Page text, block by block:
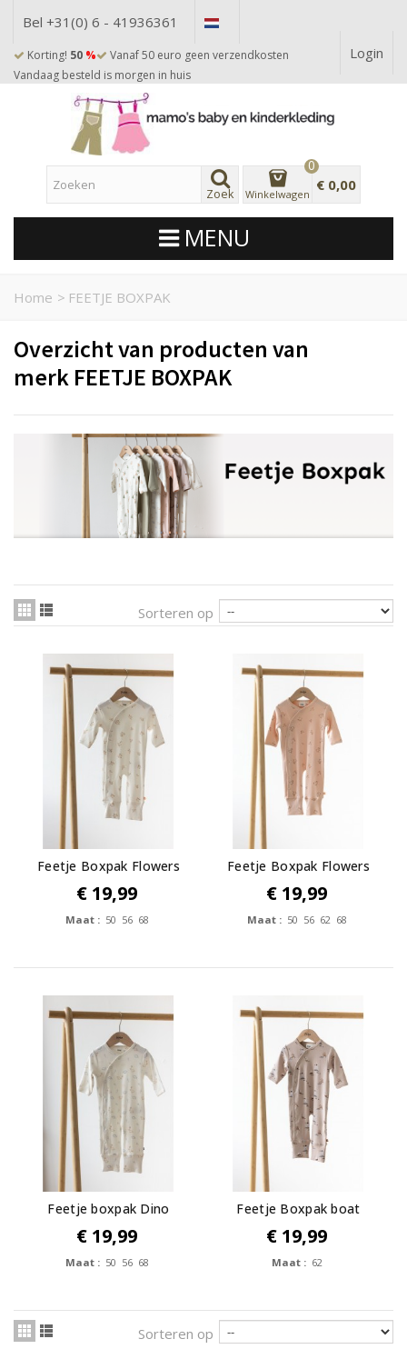
Bel +31(0) 6 - 41936361
Korting! 50 %
Vanaf 50 euro geen verzendkosten
Vandaag besteld is morgen in huis
Login
Zoek Winkelwagen
0
€ 0,00
MENU
Home > FEETJE BOXPAK
Overzicht van producten van
merk FEETJE BOXPAK
Sorteren op
Feetje Boxpak Flowers
€ 19,99
Maat : 50 56 68
Feetje Boxpak Flowers
€ 19,99
Maat : 50 56 62 68
Feetje boxpak Dino
€ 19,99
Maat : 50 56 68
Feetje Boxpak boat
€ 19,99
Maat : 62
Sorteren op